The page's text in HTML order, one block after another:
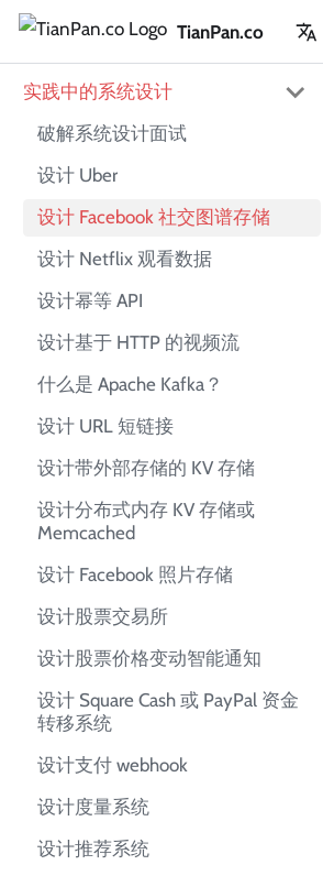
TianPan.co
实践中的系统设计
破解系统设计面试
设计 Uber
设计 Facebook 社交图谱存储
设计 Netflix 观看数据
设计幂等 API
设计基于 HTTP 的视频流
什么是 Apache Kafka？
设计 URL 短链接
设计带外部存储的 KV 存储
设计分布式内存 KV 存储或
Memcached
设计 Facebook 照片存储
设计股票交易所
设计股票价格变动智能通知
设计 Square Cash 或 PayPal 资金
转移系统
设计支付 webhook
设计度量系统
设计推荐系统